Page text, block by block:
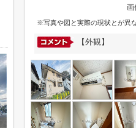
画
※写真や図と実際の現状とが異
【外観】